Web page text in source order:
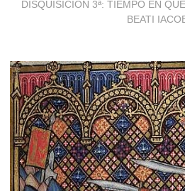
DISQUISICIÓN 3ª: TIEMPO EN
BEATI